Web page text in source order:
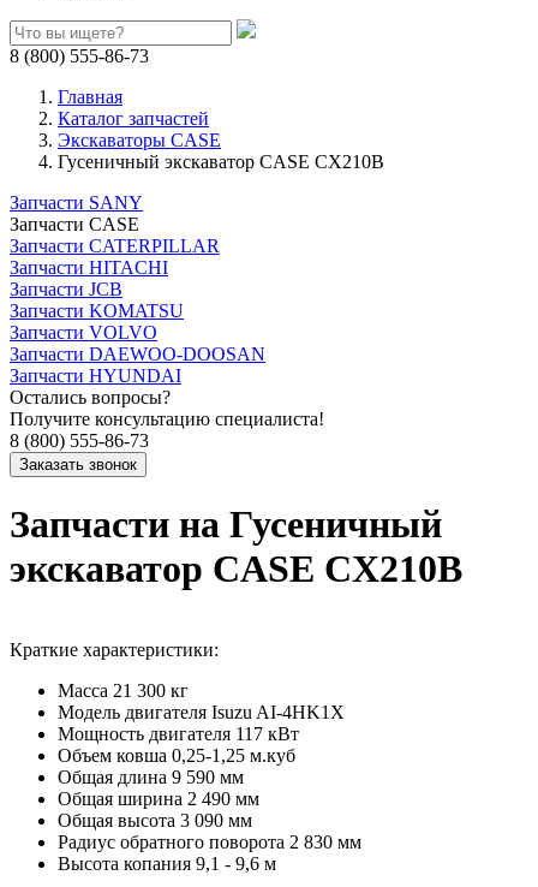
8 (800) 555-86-73
Главная
Каталог запчастей
Экскаваторы CASE
Гусеничный экскаватор CASE CX210B
Запчасти SANY
Запчасти CASE
Запчасти CATERPILLAR
Запчасти HITACHI
Запчасти JCB
Запчасти KOMATSU
Запчасти VOLVO
Запчасти DAEWOO-DOOSAN
Запчасти HYUNDAI
Остались вопросы?
Получите консультацию специалиста!
8 (800) 555-86-73
Запчасти на Гусеничный
экскаватор CASE CX210B
Краткие характеристики:
Масса 21 300 кг
Модель двигателя Isuzu AI-4HK1X
Мощность двигателя 117 кВт
Объем ковша 0,25-1,25 м.куб
Общая длина 9 590 мм
Общая ширина 2 490 мм
Общая высота 3 090 мм
Радиус обратного поворота 2 830 мм
Высота копания 9,1 - 9,6 м